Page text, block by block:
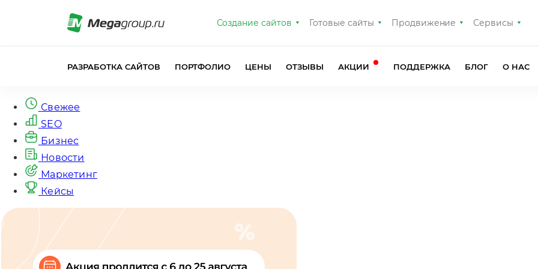
Создание сайтов Готовые сайты Продвижение Сервисы
РАЗРАБОТКА САЙТОВ ПОРТФОЛИО ЦЕНЫ ОТЗЫВЫ АКЦИИ ПОДДЕРЖКА БЛОГ О НАС
Свежее
SEO
Бизнес
Новости
Маркетинг
Кейсы